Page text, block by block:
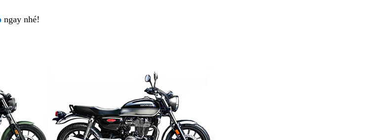
Honda
vực
Hưng
Yên
ngay nhé!